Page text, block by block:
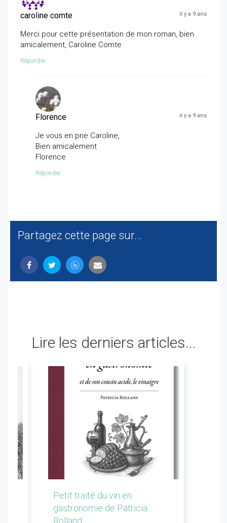
caroline comte il y a 9 ans
Merci pour cette présentation de mon roman, bien
amicalement, Caroline Comte
Répondre
Florence il y a 9 ans
Je vous en prie Caroline,
Bien amicalement
Florence
Répondre
Partagez cette page sur...
Lire les derniers articles...
Petit traité du vin en
gastronomie de Patricia
Rolland